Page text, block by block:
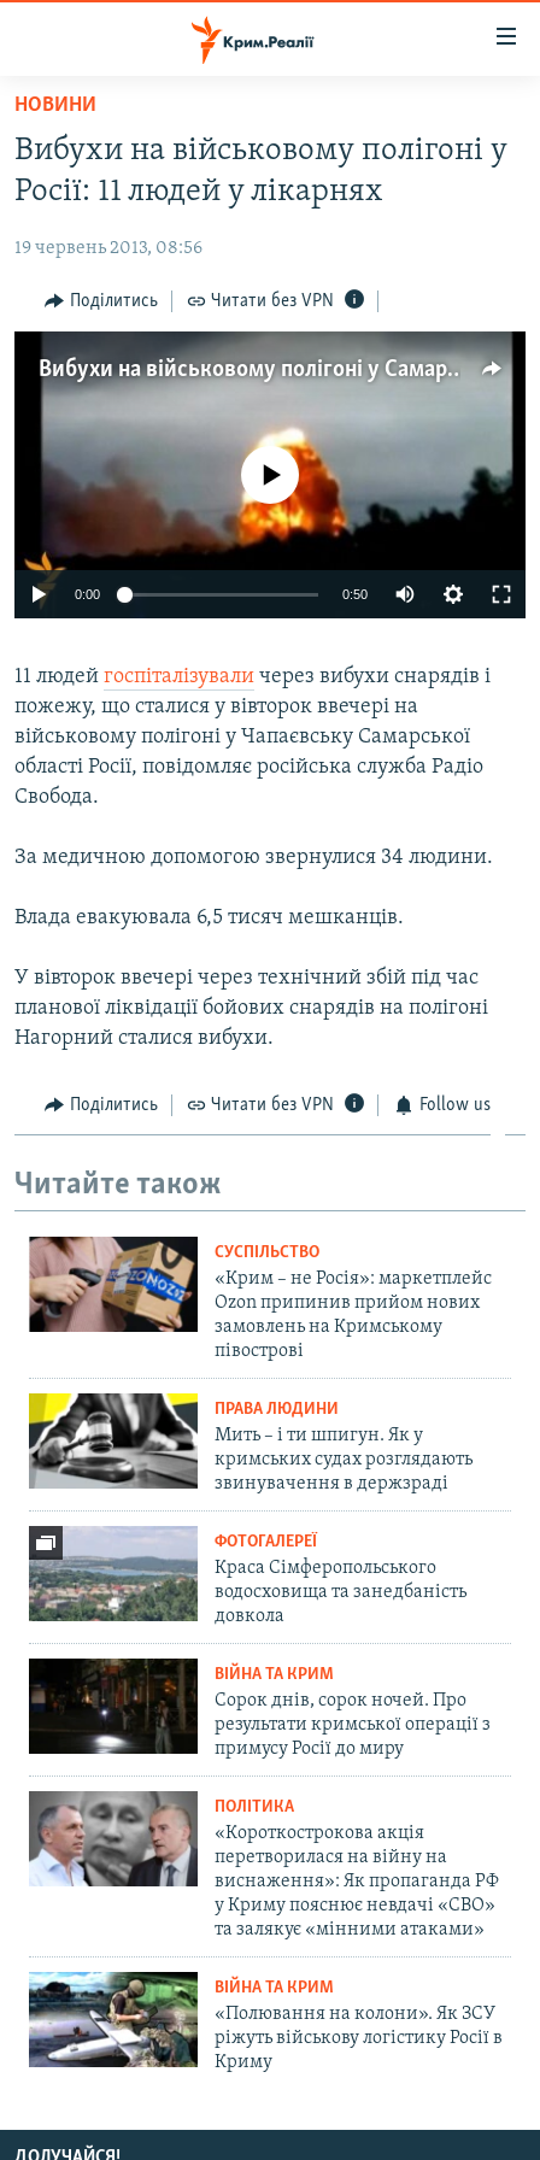
Перейти
основного
матеріалу
до
навігації
Перейти
пошуку
НОВИНИ
ВОДА.КРИМ
ПОЛІТИКА
БЛОГИ
ІНТЕРВ'Ю
ВСЕ ЗА ДЕНЬ
СПЕЦПРОЕКТИ
ВІДЕОУРОКИ «ELIFBE»
СВІДЧЕННЯ ОКУПАЦІЇ
ІНФОГРАФІКА
ЯК ОБІЙТИ БЛОКУВАННЯ
Русский
Qırımtatar
ДОЛУЧАЙСЯ!
Усі сайти RFE/RL
НОВИНИ
Вибухи на військовому полігоні у
Росії: 11 людей у лікарнях
19 червень 2013, 08:56
Поділитись Читати без VPN
Вибухи на військовому полігоні у Самарській області Росії
No media source currently available
0:00 0:50
11 людей госпіталізували через вибухи снарядів і
пожежу, що сталися у вівторок ввечері на
військовому полігоні у Чапаєвську Самарської
області Росії, повідомляє російська служба Радіо
Свобода.
За медичною допомогою звернулися 34 людини.
Влада евакуювала 6,5 тисяч мешканців.
У вівторок ввечері через технічний збій під час
планової ліквідації бойових снарядів на полігоні
Нагорний сталися вибухи.
Поділитись Читати без VPN Follow us
Читайте також
СУСПІЛЬСТВО
«Крим – не Росія»: маркетплейс
Ozon припинив прийом нових
замовлень на Кримському
півострові
ПРАВА ЛЮДИНИ
Мить – і ти шпигун. Як у
кримських судах розглядають
звинувачення в держзраді
ФОТОГАЛЕРЕЇ
Краса Сімферопольського
водосховища та занедбаність
довкола
ВІЙНА ТА КРИМ
Сорок днів, сорок ночей. Про
результати кримської операції з
примусу Росії до миру
ПОЛІТИКА
«Короткострокова акція
перетворилася на війну на
виснаження»: Як пропаганда РФ
у Криму пояснює невдачі «СВО»
та залякує «мінними атаками»
ВІЙНА ТА КРИМ
«Полювання на колони». Як ЗСУ
ріжуть військову логістику Росії в
Криму